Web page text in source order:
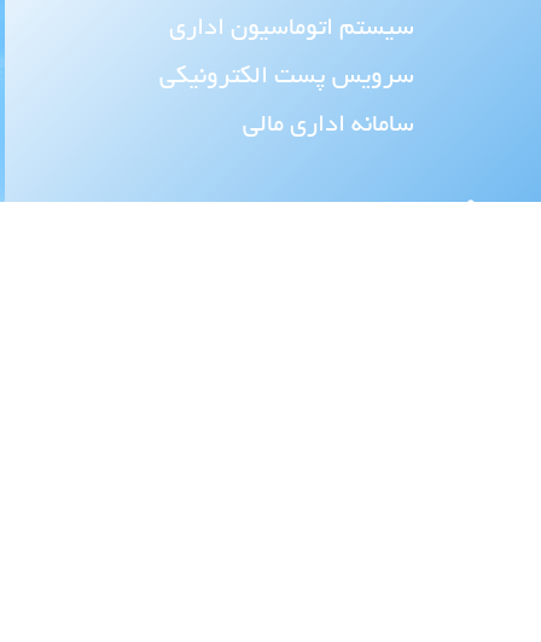
سیستم اتوماسیون اداری
سرویس پست الکترونیکی
سامانه اداری مالی